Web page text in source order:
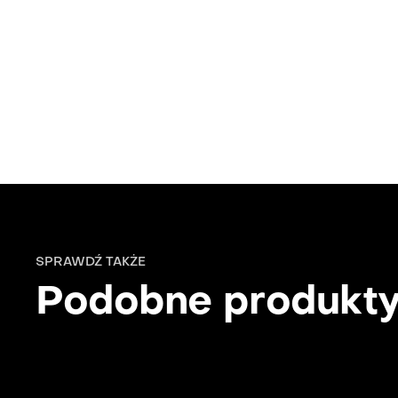
SPRAWDŹ TAKŻE
Podobne